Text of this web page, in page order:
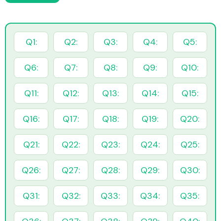
Q1: Q2: Q3: Q4: Q5:
Q6: Q7: Q8: Q9: Q10:
Q11: Q12: Q13: Q14: Q15:
Q16: Q17: Q18: Q19: Q20:
Q21: Q22: Q23: Q24: Q25:
Q26: Q27: Q28: Q29: Q30:
Q31: Q32: Q33: Q34: Q35: